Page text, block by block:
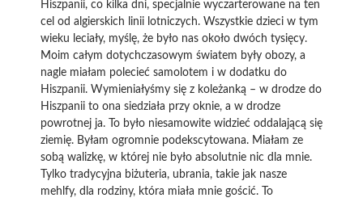
Hiszpanii, co kilka dni, specjalnie wyczarterowane na ten
cel od algierskich linii lotniczych. Wszystkie dzieci w tym
wieku leciały, myślę, że było nas około dwóch tysięcy.
Moim całym dotychczasowym światem były obozy, a
nagle miałam polecieć samolotem i w dodatku do
Hiszpanii. Wymieniałyśmy się z koleżanką – w drodze do
Hiszpanii to ona siedziała przy oknie, a w drodze
powrotnej ja. To było niesamowite widzieć oddalającą się
ziemię. Byłam ogromnie podekscytowana. Miałam ze
sobą walizkę, w której nie było absolutnie nic dla mnie.
Tylko tradycyjna biżuteria, ubrania, takie jak nasze
mehlfy, dla rodziny, która miała mnie gościć. To